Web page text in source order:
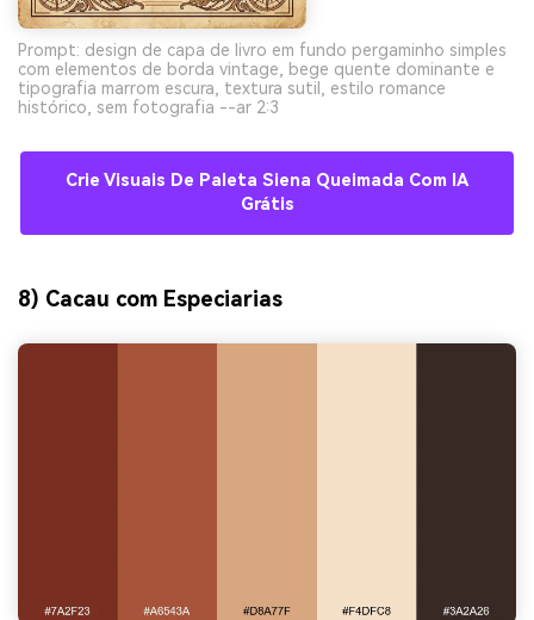
Prompt: design de capa de livro em fundo pergaminho simples
com elementos de borda vintage, bege quente dominante e
tipografia marrom escura, textura sutil, estilo romance
histórico, sem fotografia --ar 2:3
Crie Visuais De Paleta Siena Queimada Com IA
Grátis
8) Cacau com Especiarias